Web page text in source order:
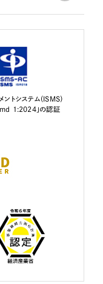
トシステム（ISMS）
1:2024」の認証